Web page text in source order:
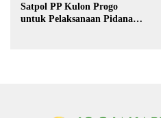
Satpol PP Kulon Progo
untuk Pelaksanaan Pidana